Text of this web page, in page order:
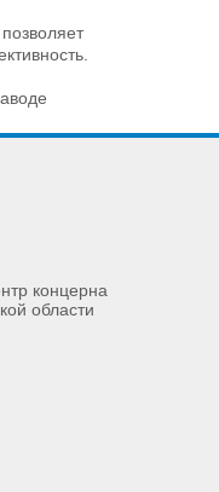
концерна
области